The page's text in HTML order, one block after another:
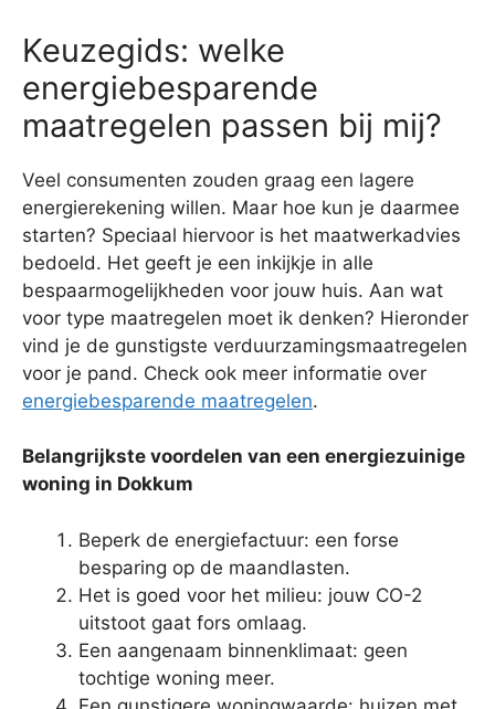
Keuzegids: welke
energiebesparende
maatregelen passen bij mij?
Veel consumenten zouden graag een lagere
energierekening willen. Maar hoe kun je daarmee
starten? Speciaal hiervoor is het maatwerkadvies
bedoeld. Het geeft je een inkijkje in alle
bespaarmogelijkheden voor jouw huis. Aan wat
voor type maatregelen moet ik denken? Hieronder
vind je de gunstigste verduurzamingsmaatregelen
voor je pand. Check ook meer informatie over
energiebesparende maatregelen.
Belangrijkste voordelen van een energiezuinige
woning in Dokkum
Beperk de energiefactuur: een forse
besparing op de maandlasten.
Het is goed voor het milieu: jouw CO-2
uitstoot gaat fors omlaag.
Een aangenaam binnenklimaat: geen
tochtige woning meer.